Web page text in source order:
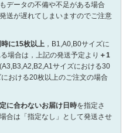
データの不備や不足がある場合
送が遅れてしまいますのでご注意
時に15枚以上，B1,A0,B0サイズに
場合は，上記の発送予定より ＋1
サイズにおける30
おける20枚以上のご注文の場合
に合わないお届け日時を指定さ
合は「指定なし」として発送させ